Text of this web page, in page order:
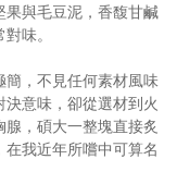
果與毛豆泥，香馥甘鹹
味。
簡，不見任何素材風味
意味，卻從選材到火
，碩大一整塊直接炙
我近年所嚐中可算名